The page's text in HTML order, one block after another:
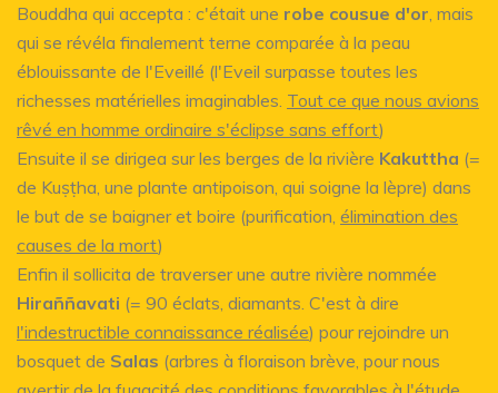
Bouddha qui accepta : c'était une robe cousue d'or , mais
qui se révéla finalement terne comparée à la peau
éblouissante de l'Eveillé (l'Eveil surpasse toutes les
richesses matérielles imaginables. Tout ce que nous avions
rêvé en homme ordinaire s'éclipse sans effort)
Ensuite il se dirigea sur les berges de la rivière Kakuttha (=
de Kuṣṭha, une plante antipoison, qui soigne la lèpre) dans
le but de se baigner et boire (purification, élimination des
causes de la mort)
Enfin il sollicita de traverser une autre rivière nommée
Hiraññavati (= 90 éclats, diamants. C'est à dire
l'indestructible connaissance réalisée) pour rejoindre un
bosquet de Salas (arbres à floraison brève, pour nous